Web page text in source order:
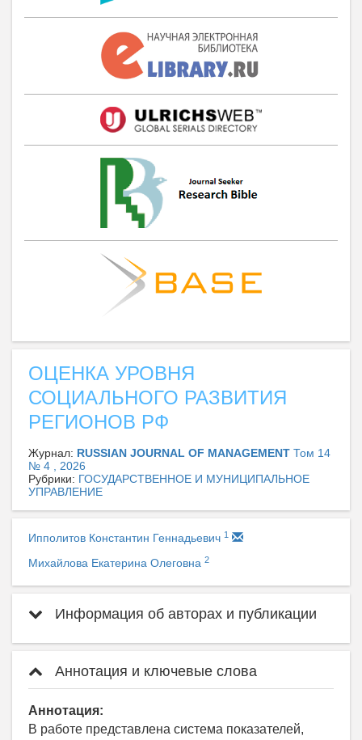
ОЦЕНКА УРОВНЯ
СОЦИАЛЬНОГО РАЗВИТИЯ
РЕГИОНОВ РФ
Журнал: RUSSIAN JOURNAL OF MANAGEMENT Том 14
№ 4 , 2026
Рубрики: ГОСУДАРСТВЕННОЕ И МУНИЦИПАЛЬНОЕ
УПРАВЛЕНИЕ
Ипполитов Константин Геннадьевич 1
Михайлова Екатерина Олеговна 2
Информация об авторах и публикации
Аннотация и ключевые слова
Аннотация:
В работе представлена система показателей,